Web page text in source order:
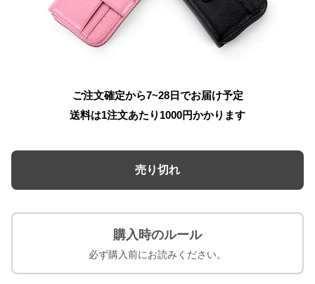
ご注文確定から7~28日でお届け予定
送料は1注文あたり 1000円かかります
売り切れ
購入時のルール
必ず購入前にお読みください。